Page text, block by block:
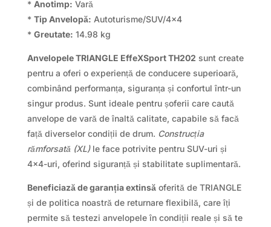
* Anotimp: Vară
* Tip Anvelopă: Autoturisme/SUV/4×4
* Greutate: 14.98 kg
Anvelopele TRIANGLE EffeXSport TH202 sunt create
pentru a oferi o experiență de conducere superioară,
combinând performanța, siguranța și confortul într-un
singur produs. Sunt ideale pentru șoferii care caută
anvelope de vară de înaltă calitate, capabile să facă
față diverselor condiții de drum. Construcția
rămforsată (XL)le face potrivite pentru SUV-uri și
4×4-uri, oferind siguranță și stabilitate suplimentară.
Beneficiază de garanția extinsăoferită de TRIANGLE
și de politica noastră de returnare flexibilă, care îți
permite să testezi anvelopele în condiții reale și să te